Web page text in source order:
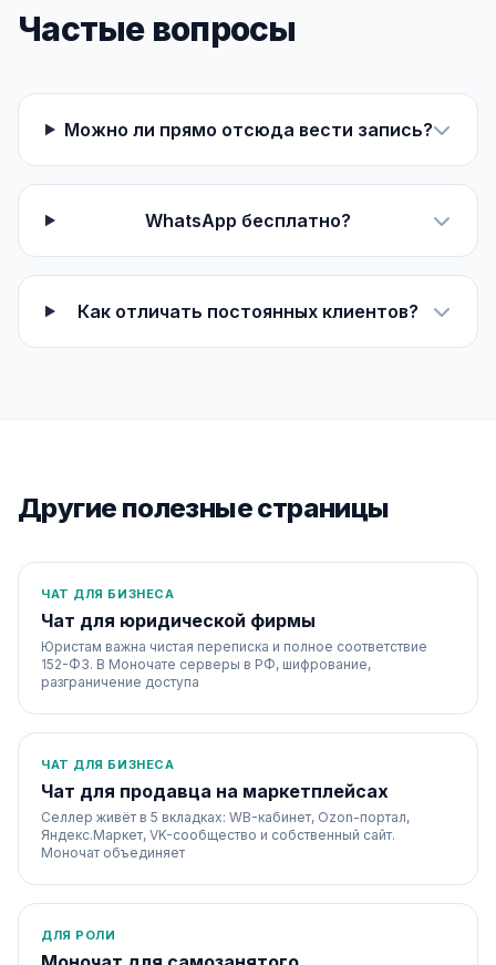
Частые вопросы
Можно ли прямо отсюда вести запись?
WhatsApp бесплатно?
Как отличать постоянных клиентов?
Другие полезные страницы
ЧАТ ДЛЯ БИЗНЕСА
Чат для юридической фирмы
Юристам важна чистая переписка и полное соответствие
152-ФЗ. В Моночате серверы в РФ, шифрование,
разграничение доступа
ЧАТ ДЛЯ БИЗНЕСА
Чат для продавца на маркетплейсах
Селлер живёт в 5 вкладках: WB-кабинет, Ozon-портал,
Яндекс.Маркет, VK-сообщество и собственный сайт.
Моночат объединяет
ДЛЯ РОЛИ